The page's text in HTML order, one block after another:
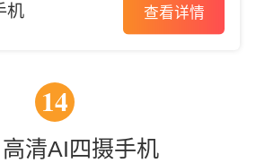
机 查看详情
14
清AI四摄手机